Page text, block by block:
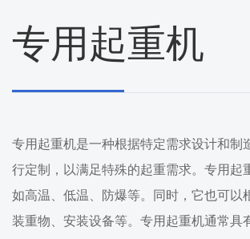
专用起重机
专用起重机是一种根据特定需求设计和
行定制，以满足特殊的起重需求。专用起
如高温、低温、防爆等。同时，它也可以
装重物、安装设备等。专用起重机通常具